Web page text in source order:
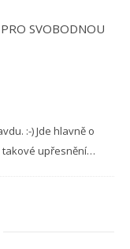
SVOBODNOU
:-) Jde hlavně o
takové upřesnění…